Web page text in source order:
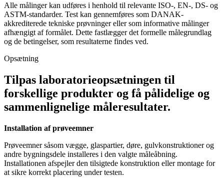
Alle målinger kan udføres i henhold til relevante ISO-, EN-, DS- og
ASTM-standarder. Test kan gennemføres som DANAK-
akkrediterede tekniske prøvninger eller som informative målinger
afhængigt af formålet. Dette fastlægger det formelle målegrundlag
og de betingelser, som resultaterne findes ved.
Opsætning
Tilpas laboratorieopsætningen til
forskellige produkter og få pålidelige og
sammenlignelige måleresultater.
Installation af prøveemner
Prøveemner såsom vægge, glaspartier, døre, gulvkonstruktioner og
andre bygningsdele installeres i den valgte måleåbning.
Installationen afspejler den tilsigtede konstruktion eller montage for
at sikre korrekt placering under testen.